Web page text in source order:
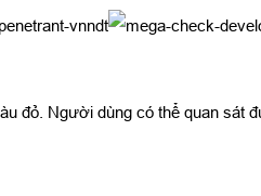
đỏ. Người dùng có thể quan sát